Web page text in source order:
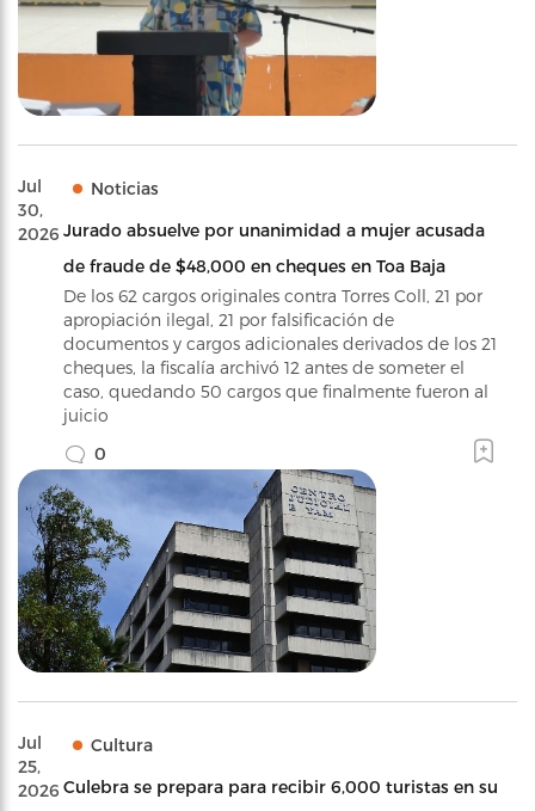
Jul
30,
2026
Noticias
Jurado absuelve por unanimidad a mujer acusada
de fraude de $48,000 en cheques en Toa Baja
De los 62 cargos originales contra Torres Coll, 21 por
apropiación ilegal, 21 por falsificación de
documentos y cargos adicionales derivados de los 21
cheques, la fiscalía archivó 12 antes de someter el
caso, quedando 50 cargos que finalmente fueron al
juicio
0
Jul
25,
2026
Cultura
Culebra se prepara para recibir 6,000 turistas en su